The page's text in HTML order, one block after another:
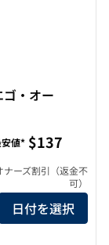
ゴ・オー
ールドタウン/シー
値* $137
ナーズ割引（返金不
可）
日付を選択